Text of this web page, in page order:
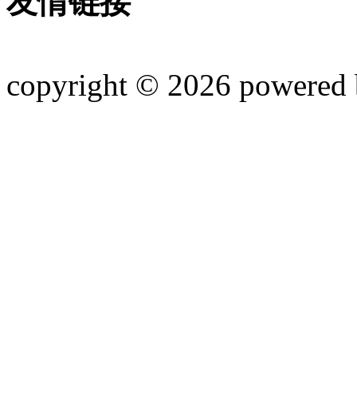
copyright © 2026